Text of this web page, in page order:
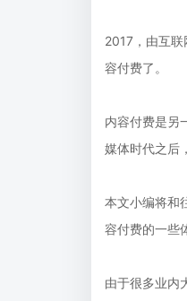
2017，由互
容付费了。
内容付费是另
媒体时代之后
本文小编将和
容付费的一些
由于很多业内